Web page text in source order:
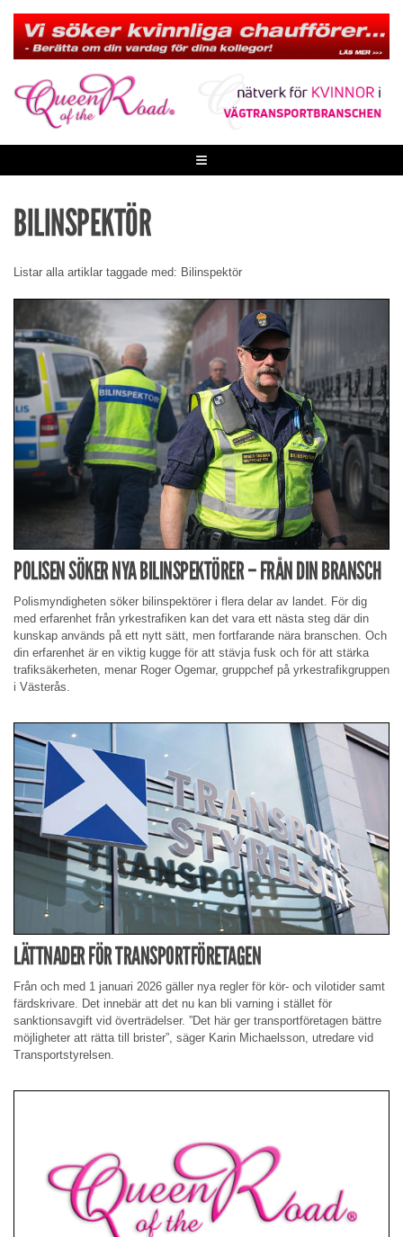
content
≡
BILINSPEKTÖR
Listar alla artiklar taggade med: Bilinspektör
POLISEN SÖKER NYA BILINSPEKTÖRER – FRÅN DIN BRANSCH
Polismyndigheten söker bilinspektörer i flera delar av landet. För dig
med erfarenhet från yrkestrafiken kan det vara ett nästa steg där din
kunskap används på ett nytt sätt, men fortfarande nära branschen. Och
din erfarenhet är en viktig kugge för att stävja fusk och för att stärka
trafiksäkerheten, menar Roger Ogemar, gruppchef på yrkestrafikgruppen
i Västerås.
LÄTTNADER FÖR TRANSPORTFÖRETAGEN
Från och med 1 januari 2026 gäller nya regler för kör- och vilotider samt
färdskrivare. Det innebär att det nu kan bli varning i stället för
sanktionsavgift vid överträdelser. ”Det här ger transportföretagen bättre
möjligheter att rätta till brister”, säger Karin Michaelsson, utredare vid
Transportstyrelsen.